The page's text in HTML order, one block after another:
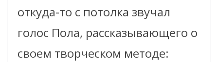
откуда-то с потолка звучал
голос Пола, рассказывающего о
своем творческом методе: